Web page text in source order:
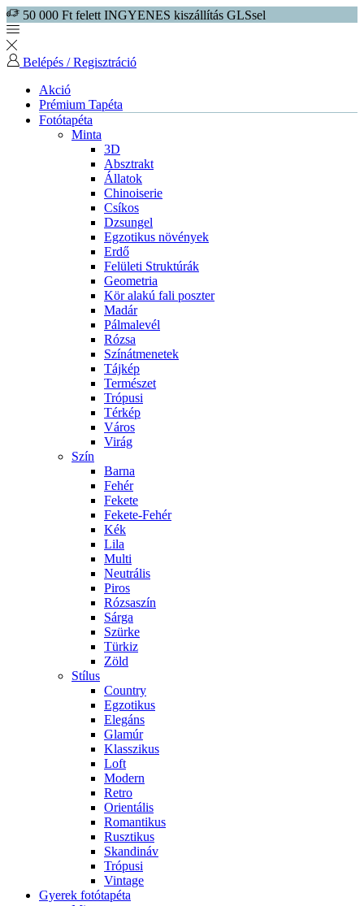
50 000 Ft felett INGYENES kiszállítás GLSsel
Belépés / Regisztráció
Akció
Prémium Tapéta
Fotótapéta
Minta
3D
Absztrakt
Állatok
Chinoiserie
Csíkos
Dzsungel
Egzotikus növények
Erdő
Felületi Struktúrák
Geometria
Kör alakú fali poszter
Madár
Pálmalevél
Rózsa
Színátmenetek
Tájkép
Természet
Trópusi
Térkép
Város
Virág
Szín
Barna
Fehér
Fekete
Fekete-Fehér
Kék
Lila
Multi
Neutrális
Piros
Rózsaszín
Sárga
Szürke
Türkiz
Zöld
Stílus
Country
Egzotikus
Elegáns
Glamúr
Klasszikus
Loft
Modern
Retro
Orientális
Romantikus
Rusztikus
Skandináv
Trópusi
Vintage
Gyerek fotótapéta